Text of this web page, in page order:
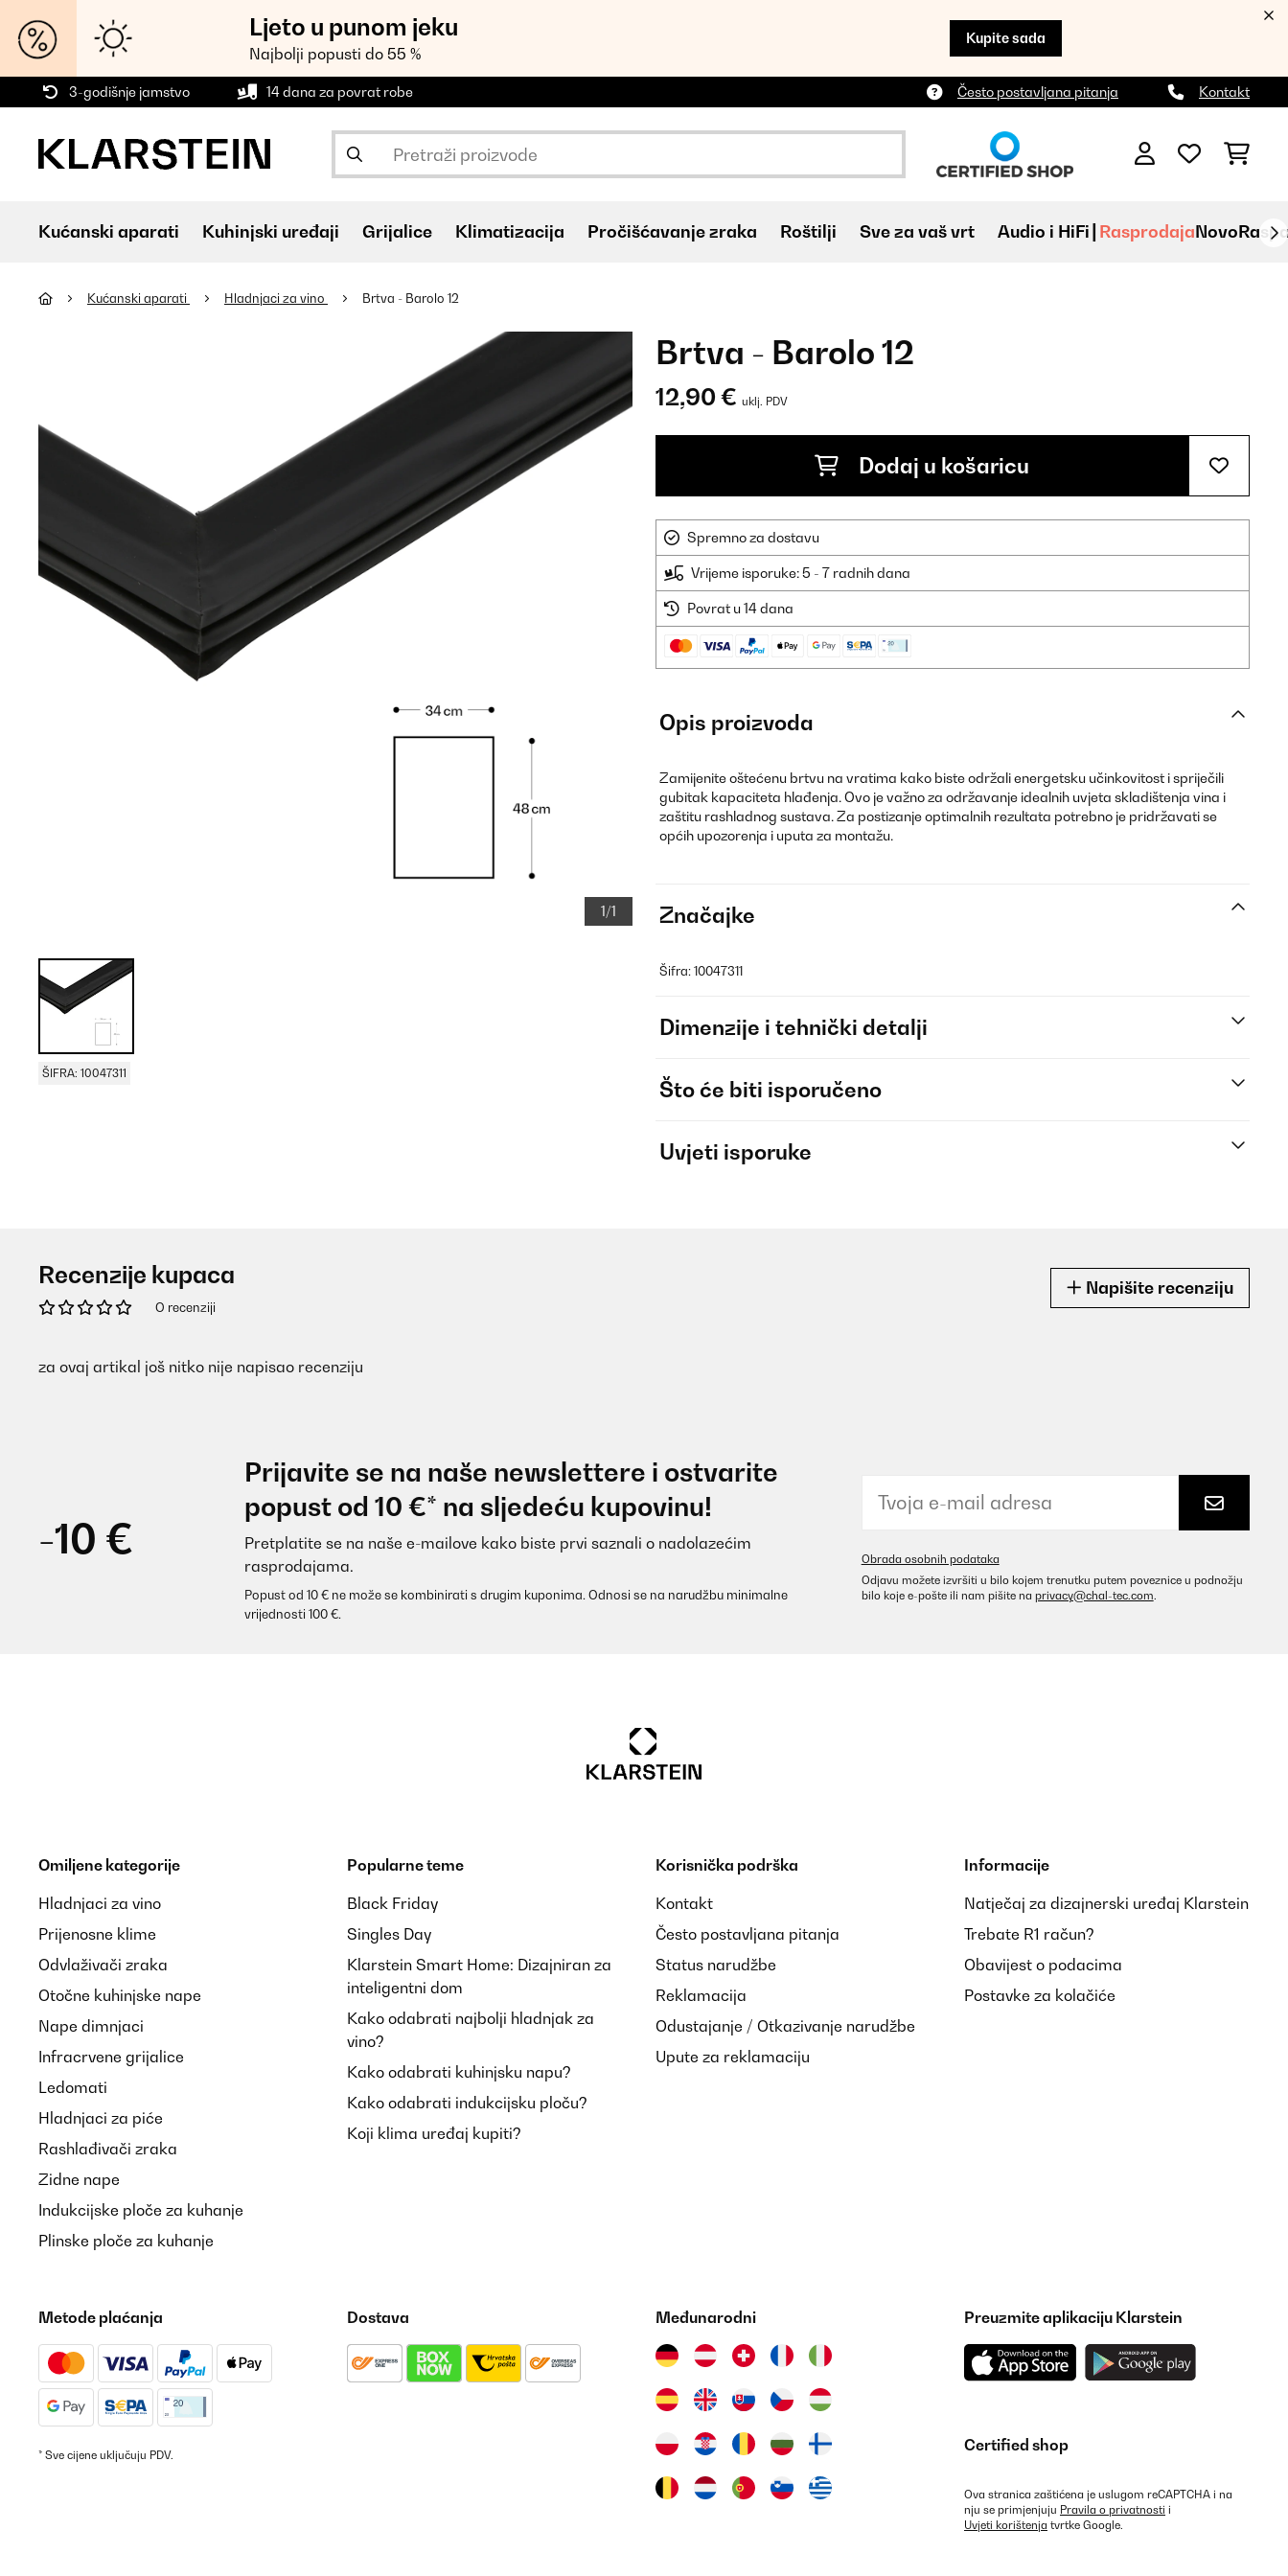
Ljeto u punom jeku
Najbolji popusti do 55 %
Kupite sada
3-godišnje jamstvo 14 dana za povrat robe Često postavljana pitanja Kontakt
Kućanski aparati Kuhinjski uređaji Grijalice Klimatizacija Pročišćavanje zraka Roštilji Sve za vaš vrt Audio i HiFi RasprodajaNovo
Kućanski aparati Hladnjaci za vino Brtva - Barolo 12
1/1
ŠIFRA: 10047311
Brtva - Barolo 12
12,90 € uklj. PDV
Dodaj u košaricu
Spremno za dostavu
Vrijeme isporuke: 5 - 7 radnih dana
Povrat u 14 dana
Opis proizvoda
Zamijenite oštećenu brtvu na vratima kako biste održali energetsku učinkovitost i spriječili
gubitak kapaciteta hlađenja. Ovo je važno za održavanje idealnih uvjeta skladištenja vina i
zaštitu rashladnog sustava. Za postizanje optimalnih rezultata potrebno je pridržavati se
općih upozorenja i uputa za montažu.
Značajke
Šifra: 10047311
Dimenzije i tehnički detalji
Što će biti isporučeno
Uvjeti isporuke
Recenzije kupaca
O recenziji
Napišite recenziju
za ovaj artikal još nitko nije napisao recenziju
-10 €
Prijavite se na naše newslettere i ostvarite
popust od 10 €* na sljedeću kupovinu!
Pretplatite se na naše e-mailove kako biste prvi saznali o nadolazećim
rasprodajama.
Popust od 10 € ne može se kombinirati s drugim kuponima. Odnosi se na narudžbu minimalne
vrijednosti 100 €.
Obrada osobnih podataka
Odjavu možete izvršiti u bilo kojem trenutku putem poveznice u podnožju
bilo koje e-pošte ili nam pišite na privacy@chal-tec.com.
Omiljene kategorije
Hladnjaci za vino
Prijenosne klime
Odvlaživači zraka
Otočne kuhinjske nape
Nape dimnjaci
Infracrvene grijalice
Ledomati
Hladnjaci za piće
Rashlađivači zraka
Zidne nape
Indukcijske ploče za kuhanje
Plinske ploče za kuhanje
Popularne teme
Black Friday
Singles Day
Klarstein Smart Home: Dizajniran za
inteligentni dom
Kako odabrati najbolji hladnjak za
vino?
Kako odabrati kuhinjsku napu?
Kako odabrati indukcijsku ploču?
Koji klima uređaj kupiti?
Korisnička podrška
Kontakt
Često postavljana pitanja
Status narudžbe
Reklamacija
Odustajanje / Otkazivanje narudžbe
Upute za reklamaciju
Informacije
Natječaj za dizajnerski uređaj Klarstein
Trebate R1 račun?
Obavijest o podacima
Postavke za kolačiće
Metode plaćanja
* Sve cijene uključuju PDV.
Dostava Međunarodni Preuzmite aplikaciju Klarstein
Certified shop
Ova stranica zaštićena je uslugom reCAPTCHA i na
nju se primjenjuju Pravila o privatnosti i
Uvjeti korištenja tvrtke Google.